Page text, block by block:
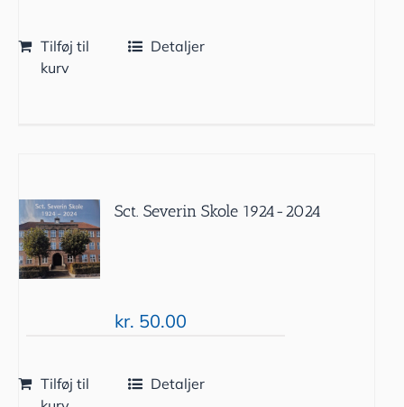
Tilføj til
kurv
Detaljer
Sct. Severin Skole 1924-2024
kr. 50.00
Tilføj til
Detaljer